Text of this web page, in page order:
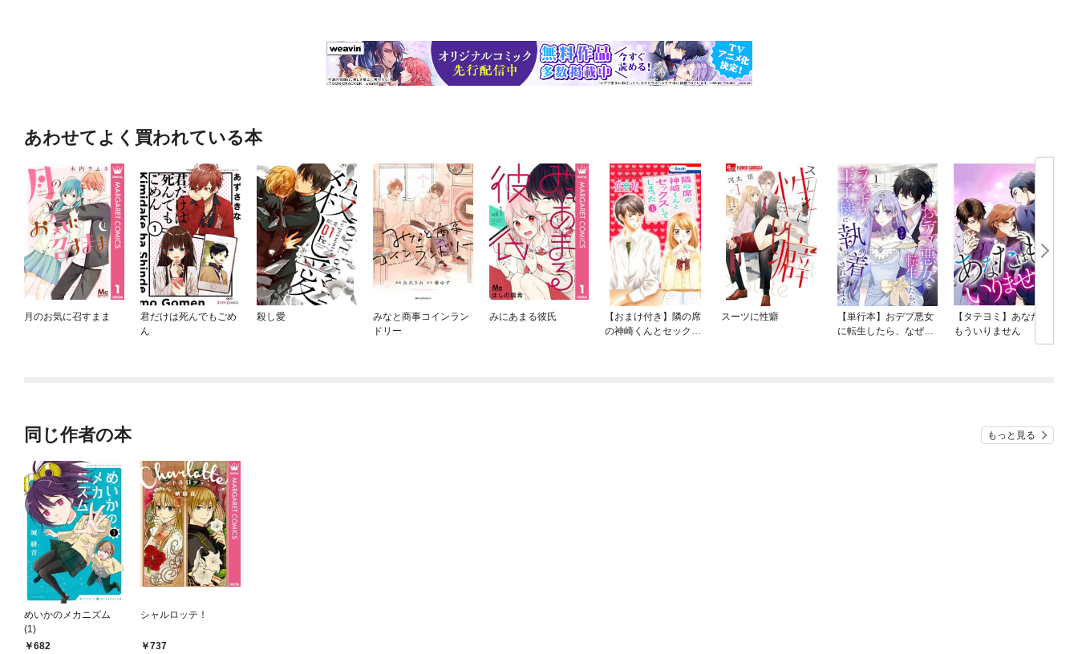
あわせてよく買われている本
月のお気に召すまま
君だけは死んでもごめ
ん
殺し愛
みなと商事コインラン
ドリー
みにあまる彼氏
【おまけ付き】隣の席
の神崎くんとセックス
スーツに性癖
【単行本】おデブ悪女
に転生したら、なぜか
【タテヨミ】あなたは
もういりません
同じ作者の本 もっと見る
めいかのメカニズム
(1)
682
シャルロッテ！
737